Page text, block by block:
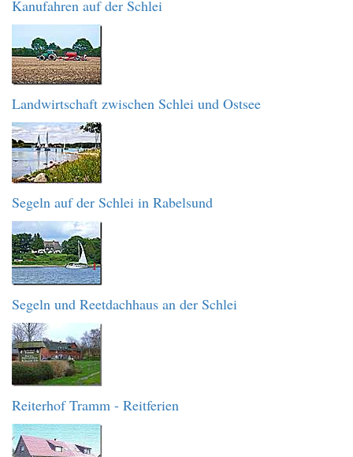
Kanufahren auf der Schlei
Landwirtschaft zwischen Schlei und Ostsee
Segeln auf der Schlei in Rabelsund
Segeln und Reetdachhaus an der Schlei
Reiterhof Tramm - Reitferien